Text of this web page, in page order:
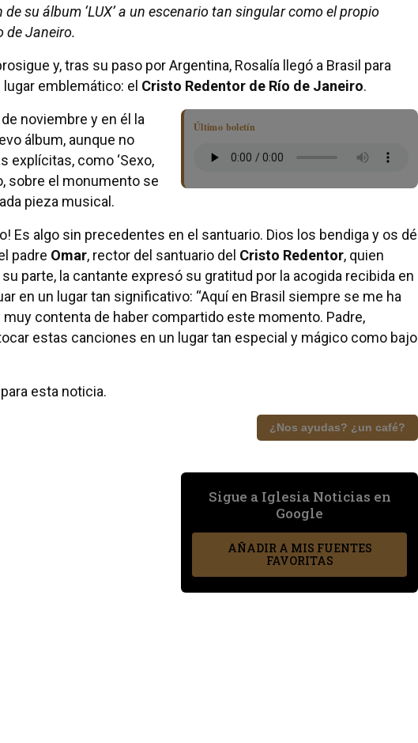
su álbum ‘LUX’ a un escenario tan singular como el propio
de Janeiro.
y, tras su paso por Argentina, Rosalía llegó a Brasil para
emblemático: el Cristo Redentor de Río de Janeiro.
Último boletín
noviembre y en él la
álbum, aunque no
explícitas, como ‘Sexo,
sobre el monumento se
pieza musical.
Es algo sin precedentes en el santuario. Dios los bendiga y os dé
padre Omar, rector del santuario del Cristo Redentor, quien
parte, la cantante expresó su gratitud por la acogida recibida en
en un lugar tan significativo: “Aquí en Brasil siempre se me ha
contenta de haber compartido este momento. Padre,
estas canciones en un lugar tan especial y mágico como bajo
esta noticia.
¿Nos ayudas? ¿un café?
Sigue a Iglesia Noticias en
Google
AÑADIR A MIS FUENTES
FAVORITAS